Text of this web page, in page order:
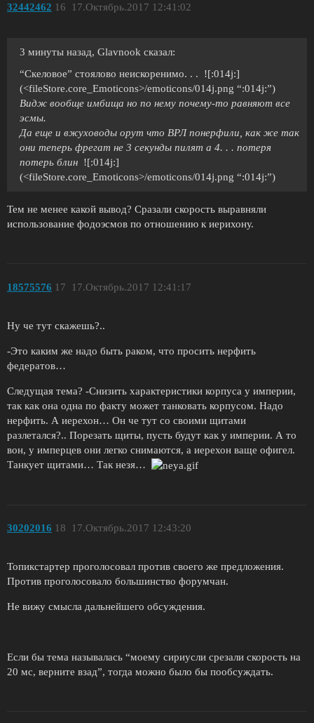
32442462 17.Октябрь.2017 12:41:02
16
3 минуты назад, Glavnook сказал:
“Скеловое” стоялово неискоренимо. . . ![:014j:]
(<fileStore.core_Emoticons>/emoticons/014j.png “:014j:”)
Видж вообще имбища но по нему почему-то равняют все
эсмы.
Да еще и вжуховоды орут что ВРЛ понерфили, как же так
они теперь фрегат не 3 секунды пилят а 4. . . потеря
потерь блин ![:014j:]
(<fileStore.core_Emoticons>/emoticons/014j.png “:014j:”)
Тем не менее какой вывод? Сразали скорость выравняли
использование фодоэсмов по отношению к иерихону.
18575576 17.Октябрь.2017 12:41:17
17
Ну че тут скажешь?..
-Это каким же надо быть раком, что просить нерфить
федератов…
Следущая тема? -Снизить характеристики корпуса у империи,
так как она одна по факту может танковать корпусом. Надо
нерфить. А иерехон… Он че тут со своими щитами
разлетался?.. Порезать щиты, пусть будут как у империи. А то
вон, у имперцев они легко снимаются, а иерехон ваще офигел.
Танкует щитами… Так незя…
30202016 17.Октябрь.2017 12:43:20
18
Топикстартер проголосовал против своего же предложения.
Против проголосовало большинство форумчан.
Не вижу смысла дальнейшего обсуждения.
Если бы тема называлась “моему сириусли срезали скорость на
20 мс, верните взад”, тогда можно было бы пообсуждать.